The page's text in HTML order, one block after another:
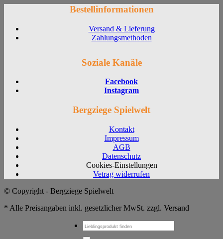
Bestellinformationen
Versand & Lieferung
Zahlungsmethoden
Soziale Kanäle
Facebook
Instagram
Bergziege Spielwelt
Kontakt
Impressum
AGB
Datenschutz
Cookies-Einstellungen
Vetrag widerrufen
© Copyright - Bergziege Spielwelt
* Alle Preisangaben inkl. gesetzlicher MwSt. zzgl. Versand
Suchen
nach: